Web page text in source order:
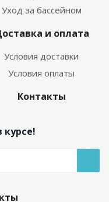
Уход за бассейном
и оплата
Условия доставки
Условия оплаты
Контакты
курсе!